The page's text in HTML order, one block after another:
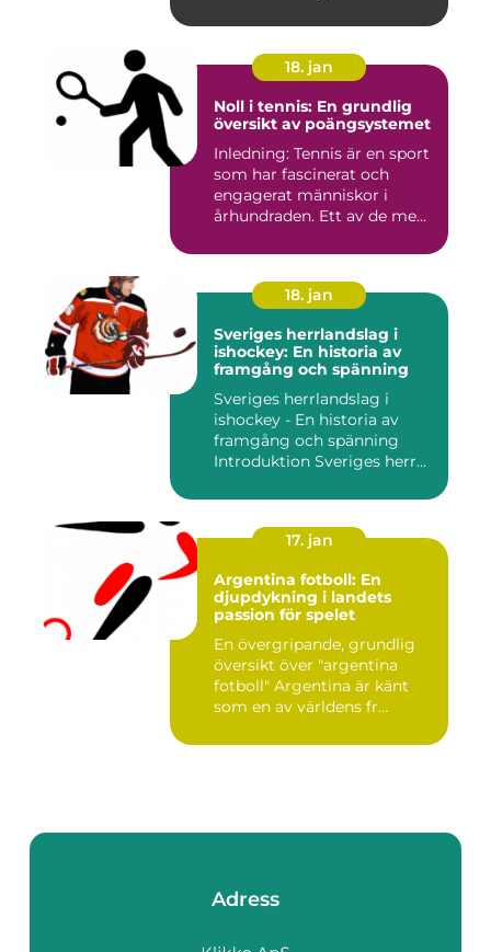
18. jan
Noll i tennis: En grundlig
översikt av poängsystemet
Inledning: Tennis är en sport
som har fascinerat och
engagerat människor i
århundraden. Ett av de me...
18. jan
Sveriges herrlandslag i
ishockey: En historia av
framgång och spänning
Sveriges herrlandslag i
ishockey - En historia av
framgång och spänning
Introduktion Sveriges herr...
17. jan
Argentina fotboll: En
djupdykning i landets
passion för spelet
En övergripande, grundlig
översikt över "argentina
fotboll" Argentina är känt
som en av världens fr...
Adress